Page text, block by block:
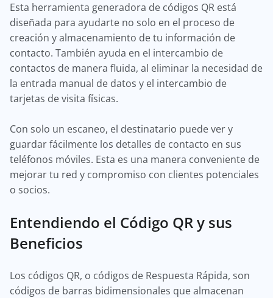
Esta herramienta generadora de códigos QR está
diseñada para ayudarte no solo en el proceso de
creación y almacenamiento de tu información de
contacto. También ayuda en el intercambio de
contactos de manera fluida, al eliminar la necesidad de
la entrada manual de datos y el intercambio de
tarjetas de visita físicas.
Con solo un escaneo, el destinatario puede ver y
guardar fácilmente los detalles de contacto en sus
teléfonos móviles. Esta es una manera conveniente de
mejorar tu red y compromiso con clientes potenciales
o socios.
Entendiendo el Código QR y sus
Beneficios
Los códigos QR, o códigos de Respuesta Rápida, son
códigos de barras bidimensionales que almacenan